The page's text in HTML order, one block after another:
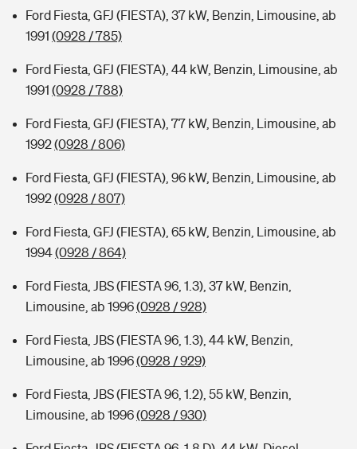
Ford Fiesta, GFJ (FIESTA), 37 kW, Benzin, Limousine, ab
1991 (0928 / 785)
Ford Fiesta, GFJ (FIESTA), 44 kW, Benzin, Limousine, ab
1991 (0928 / 788)
Ford Fiesta, GFJ (FIESTA), 77 kW, Benzin, Limousine, ab
1992(0928 / 806)
Ford Fiesta, GFJ (FIESTA), 96 kW, Benzin, Limousine, ab
1992(0928 / 807)
Ford Fiesta, GFJ (FIESTA), 65 kW, Benzin, Limousine, ab
1994(0928 / 864)
Ford Fiesta, JBS (FIESTA 96, 1.3), 37 kW, Benzin,
Limousine, ab 1996(0928 / 928)
Ford Fiesta, JBS (FIESTA 96, 1.3), 44 kW, Benzin,
Limousine, ab 1996(0928 / 929)
Ford Fiesta, JBS (FIESTA 96, 1.2), 55 kW, Benzin,
Limousine, ab 1996(0928 / 930)